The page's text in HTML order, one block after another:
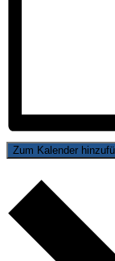
Zum Kalender